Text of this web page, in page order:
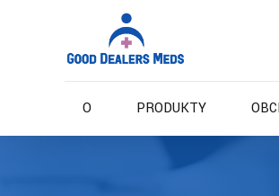
O PRODUKTY